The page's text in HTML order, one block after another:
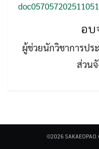
อบ
ผู้ช่วยนักวิชาการปร
ส่วน
©2026